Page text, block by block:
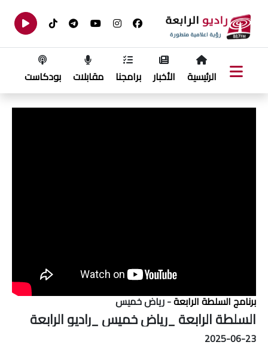
الرئيسية الأخبار برامجنا مقابلات بودكاست
برنامج السلطة الرابعة- رياض خميس
السلطة الرابعة _رياض خميس _راديو الرابعة
2025-06-23